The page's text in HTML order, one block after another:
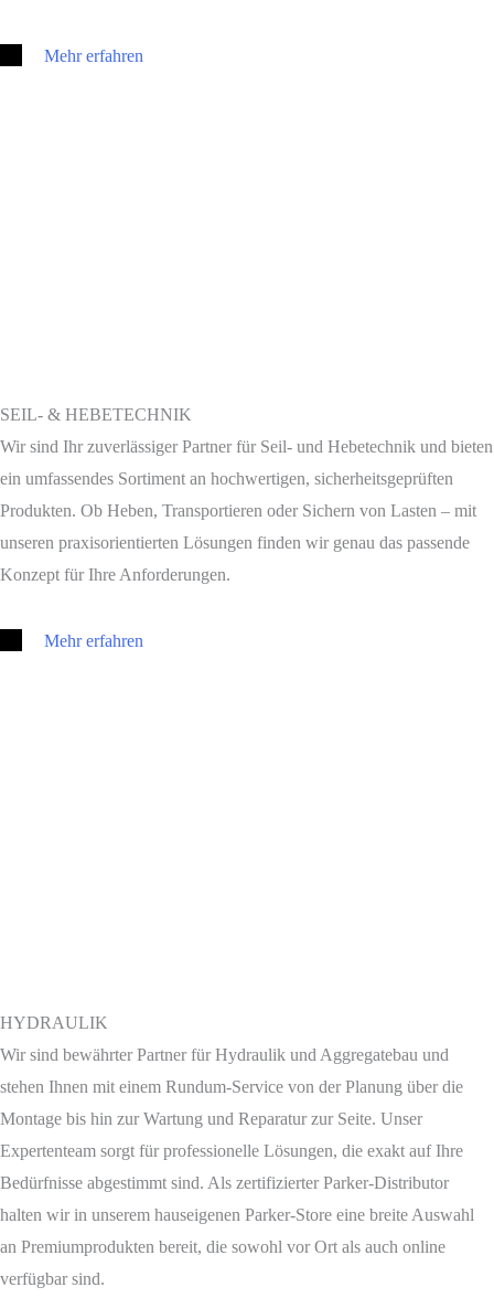
Mehr erfahren
SEIL- & HEBETECHNIK
Wir sind Ihr zuverlässiger Partner für Seil- und Hebetechnik und bieten
ein umfassendes Sortiment an hochwertigen, sicherheitsgeprüften
Produkten. Ob Heben, Transportieren oder Sichern von Lasten – mit
unseren praxisorientierten Lösungen finden wir genau das passende
Konzept für Ihre Anforderungen.
Mehr erfahren
HYDRAULIK
Wir sind bewährter Partner für Hydraulik und Aggregatebau und
stehen Ihnen mit einem Rundum-Service von der Planung über die
Montage bis hin zur Wartung und Reparatur zur Seite. Unser
Expertenteam sorgt für professionelle Lösungen, die exakt auf Ihre
Bedürfnisse abgestimmt sind. Als zertifizierter Parker-Distributor
halten wir in unserem hauseigenen Parker-Store eine breite Auswahl
an Premiumprodukten bereit, die sowohl vor Ort als auch online
verfügbar sind.